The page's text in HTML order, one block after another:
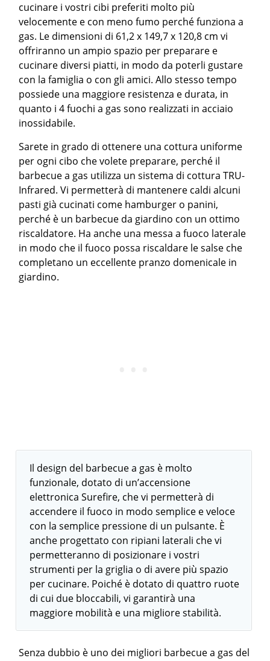
cucinare i vostri cibi preferiti molto più
velocemente e con meno fumo perché funziona a
gas. Le dimensioni di 61,2 x 149,7 x 120,8 cm vi
offriranno un ampio spazio per preparare e
cucinare diversi piatti, in modo da poterli gustare
con la famiglia o con gli amici. Allo stesso tempo
possiede una maggiore resistenza e durata, in
quanto i 4 fuochi a gas sono realizzati in acciaio
inossidabile.
Sarete in grado di ottenere una cottura uniforme
per ogni cibo che volete preparare, perché il
barbecue a gas utilizza un sistema di cottura TRU-
Infrared. Vi permetterà di mantenere caldi alcuni
pasti già cucinati come hamburger o panini,
perché è un barbecue da giardino con un ottimo
riscaldatore. Ha anche una messa a fuoco laterale
in modo che il fuoco possa riscaldare le salse che
completano un eccellente pranzo domenicale in
giardino.
Il design del barbecue a gas è molto
funzionale, dotato di un’accensione
elettronica Surefire, che vi permetterà di
accendere il fuoco in modo semplice e veloce
con la semplice pressione di un pulsante. È
anche progettato con ripiani laterali che vi
permetteranno di posizionare i vostri
strumenti per la griglia o di avere più spazio
per cucinare. Poiché è dotato di quattro ruote
di cui due bloccabili, vi garantirà una
maggiore mobilità e una migliore stabilità.
Senza dubbio è uno dei migliori barbecue a gas del